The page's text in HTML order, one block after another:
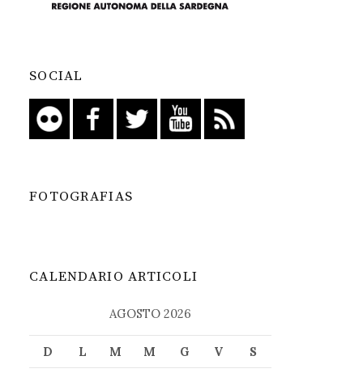
SOCIAL
FOTOGRAFIAS
CALENDARIO ARTICOLI
AGOSTO 2026
D L M M G V
S